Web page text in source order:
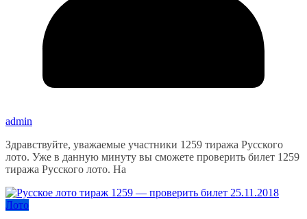
admin
Здравствуйте, уважаемые участники 1259 тиража Русского
лото. Уже в данную минуту вы сможете проверить билет 1259
тиража Русского лото. На
Лото